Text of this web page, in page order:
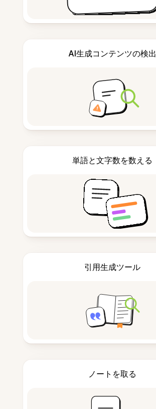
AI生成コンテンツの検出
単語と文字数を数える
引用生成ツール
ノートを取る